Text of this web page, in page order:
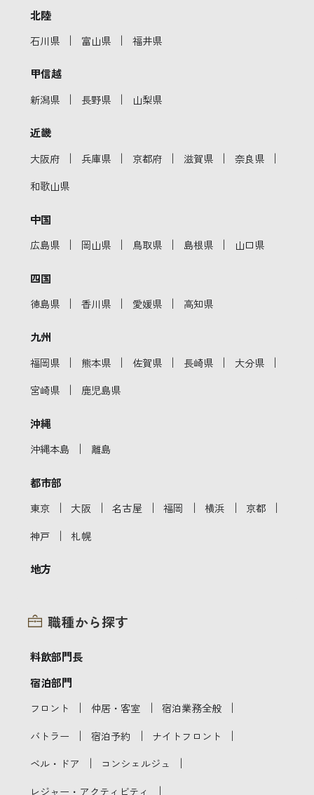
北陸
石川県 ｜ 富山県 ｜ 福井県
甲信越
新潟県 ｜ 長野県 ｜ 山梨県
近畿
大阪府 ｜ 兵庫県 ｜ 京都府 ｜ 滋賀県 ｜ 奈良県 ｜
和歌山県
中国
広島県 ｜ 岡山県 ｜ 鳥取県 ｜ 島根県 ｜ 山口県
四国
徳島県 ｜ 香川県 ｜ 愛媛県 ｜ 高知県
九州
福岡県 ｜ 熊本県 ｜ 佐賀県 ｜ 長崎県 ｜ 大分県 ｜
宮崎県 ｜ 鹿児島県
沖縄
沖縄本島 ｜ 離島
都市部
東京 ｜ 大阪 ｜ 名古屋 ｜ 福岡 ｜ 横浜 ｜ 京都 ｜
神戸 ｜ 札幌
地方
職種から探す
料飲部門長
宿泊部門
フロント ｜ 仲居・客室 ｜ 宿泊業務全般 ｜
バトラー ｜ 宿泊予約 ｜ ナイトフロント ｜
ベル・ドア ｜ コンシェルジュ ｜
レジャー・アクティビティ ｜